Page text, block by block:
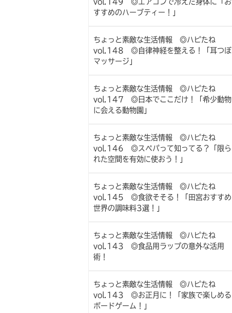
vol.149 ◎エアコンで冷えた身体に「お
すすめのハーブティー！」
ちょっと素敵な生活情報 ◎ハピたね
vol.148 ◎自律神経を整える！「耳つぼ
マッサージ」
ちょっと素敵な生活情報 ◎ハピたね
vol.147 ◎日本でここだけ！「希少動物
に会える動物園」
ちょっと素敵な生活情報 ◎ハピたね
vol.146 ◎スペパって知ってる？「限ら
れた空間を有効に使おう！」
ちょっと素敵な生活情報 ◎ハピたね
vol.145 ◎食欲そそる！「田宮おすすめ
世界の調味料3選！」
ちょっと素敵な生活情報 ◎ハピたね
vol.143 ◎食品用ラップの意外な活用
術！
ちょっと素敵な生活情報 ◎ハピたね
vol.143 ◎お正月に！「家族で楽しめる
ボードゲーム！」